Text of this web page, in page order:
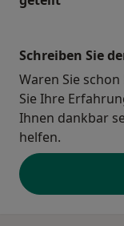
Schreiben Sie
Waren Sie
Sie Ihre
Ihnen dankbar
helfen.